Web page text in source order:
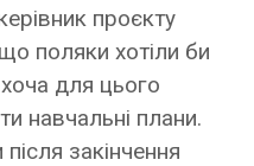
проєкту
поляки хотіли би
для цього
навчальні плани.
закінчення